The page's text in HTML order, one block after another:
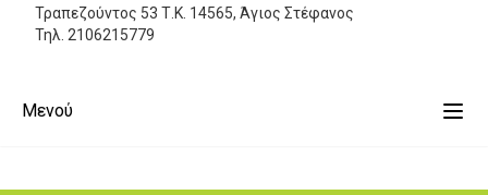
Τραπεζούντος 53 Τ.Κ. 14565, Άγιος Στέφανος
Τηλ. 2106215779
Μενού